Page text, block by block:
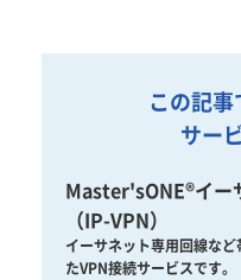
この記
サー
Master'sONE®イー
（IP-VPN）
イーサネット専用回線な
たVPN接続サービスです。